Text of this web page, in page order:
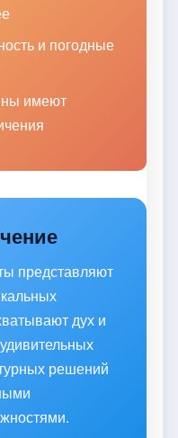
и погодные
имеют
представляют
дух и
решений